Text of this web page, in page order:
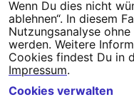
Die MAGA-Rechte ist
2026 | Interview 1/26 Mehr
Ein Projekt von
Wenn Du dies nicht
ablehnen“. In diesem
Nutzungsanalyse
werden. Weitere
Cookies findest Du in
Impressum.
Cookies verwalten